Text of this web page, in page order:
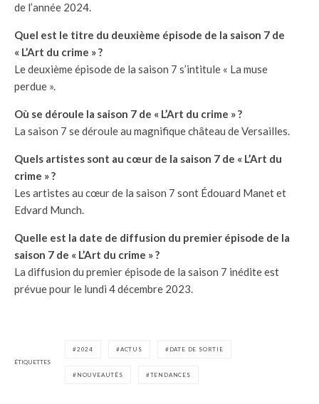
de l’année 2024.
Quel est le titre du deuxième épisode de la saison 7 de
« L’Art du crime » ?
Le deuxième épisode de la saison 7 s’intitule « La muse
perdue ».
Où se déroule la saison 7 de « L’Art du crime » ?
La saison 7 se déroule au magnifique château de Versailles.
Quels artistes sont au cœur de la saison 7 de « L’Art du
crime » ?
Les artistes au cœur de la saison 7 sont Édouard Manet et
Edvard Munch.
Quelle est la date de diffusion du premier épisode de la
saison 7 de « L’Art du crime » ?
La diffusion du premier épisode de la saison 7 inédite est
prévue pour le lundi 4 décembre 2023.
ÉTIQUETTES
2024 ACTUS DATE DE SORTIE
NOUVEAUTÉS TENDANCES